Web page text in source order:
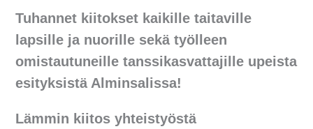
Tuhannet kiitokset kaikille taitaville
lapsille ja nuorille sekä työlleen
omistautuneille tanssikasvattajille upeista
esityksistä Alminsalissa!
Lämmin kiitos yhteistyöstä